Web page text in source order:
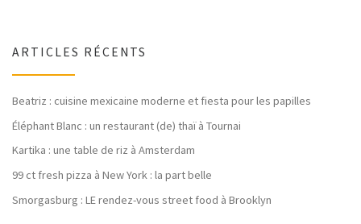
ARTICLES RÉCENTS
Beatriz : cuisine mexicaine moderne et fiesta pour les papilles
Éléphant Blanc : un restaurant (de) thaï à Tournai
Kartika : une table de riz à Amsterdam
99 ct fresh pizza à New York : la part belle
Smorgasburg : LE rendez-vous street food à Brooklyn